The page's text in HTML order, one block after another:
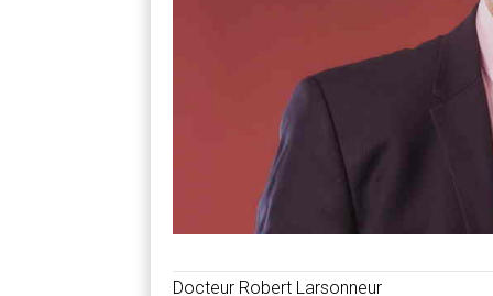
Docteur Robert Larsonneur